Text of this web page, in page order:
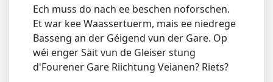
Ech muss do nach ee beschen noforschen.
Et war kee Waassertuerm, mais ee niedrege
Basseng an der Géigend vun der Gare. Op
wéi enger Säit vun de Gleiser stung
d'Fourener Gare Riichtung Veianen? Riets?